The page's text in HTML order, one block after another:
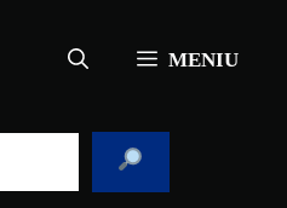
MENIU